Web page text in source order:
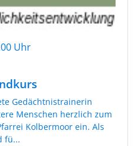
Uhr
Gedächtnistrainerin
Menschen herzlich zum
Kolbermoor ein. Als
fü...